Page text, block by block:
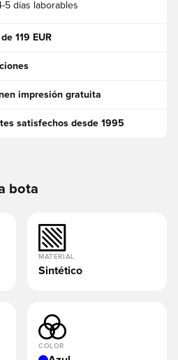
5 días laborables
119 EUR
impresión gratuita
satisfechos desde 1995
bota
MATERIAL
Sintético
COLOR